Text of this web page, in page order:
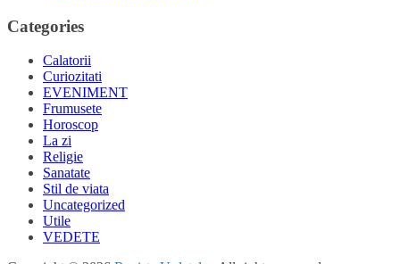
Categories
Calatorii
Curiozitati
EVENIMENT
Frumusete
Horoscop
La zi
Religie
Sanatate
Stil de viata
Uncategorized
Utile
VEDETE